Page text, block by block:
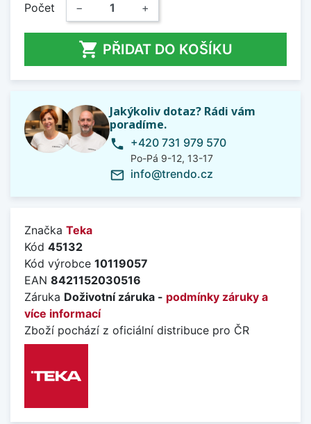
Počet − +
 PŘIDAT DO KOŠÍKU
Jakýkoliv dotaz? Rádi vám
poradíme.
phone +420 731 979 570
Po-Pá 9-12, 13-17
mail_outline info@trendo.cz
Značka Teka
Kód 45132
Kód výrobce 10119057
EAN 8421152030516
Záruka Doživotní záruka - podmínky záruky a
více informací
Zboží pochází z oficiální distribuce pro ČR